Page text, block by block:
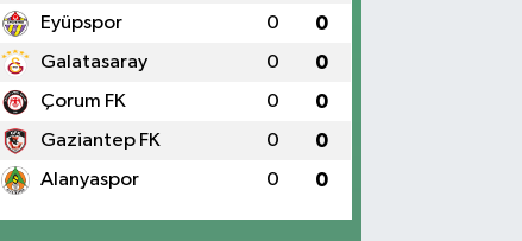
Eyüpspor 0 0
Galatasaray 0 0
Çorum FK 0 0
Gaziantep FK 0 0
Alanyaspor 0 0